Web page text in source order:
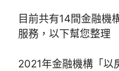
目前共有14間金融機
服務，以下幫您整理
2021年金融機構「以